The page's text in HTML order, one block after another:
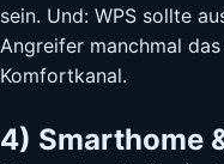
sein. Und: WPS sollte
Angreifer manchmal
Komfortkanal.
4) Smarthome